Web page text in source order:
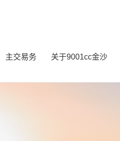
主交易务 关于9001cc金沙